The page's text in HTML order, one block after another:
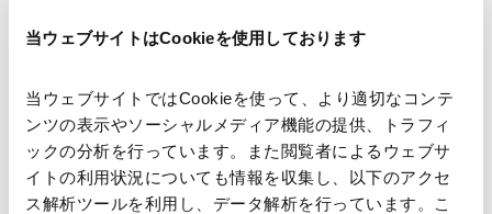
当ウェブサイトはCookieを使用しております
当ウェブサイトではCookieを使って、より適切なコンテ
ンツの表示やソーシャルメディア機能の提供、トラフィ
ックの分析を行っています。また閲覧者によるウェブサ
イトの利用状況についても情報を収集し、以下のアクセ
ス解析ツールを利用し、データ解析を行っています。こ
2024.07.19
M&A in Japan in 2024
2024.07.16